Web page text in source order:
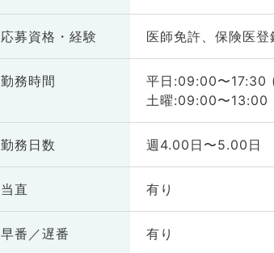
応募資格・ 経験 医師免許、保険医登
勤務時間
平日:09:00〜17:30
土曜:09:00〜13:00
勤務日数 週4.00日〜5.00日
当直 有り
早番／遅番 有り